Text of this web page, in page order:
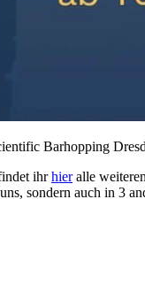
Barhopping
ihrhieralle
sondern auch in 3